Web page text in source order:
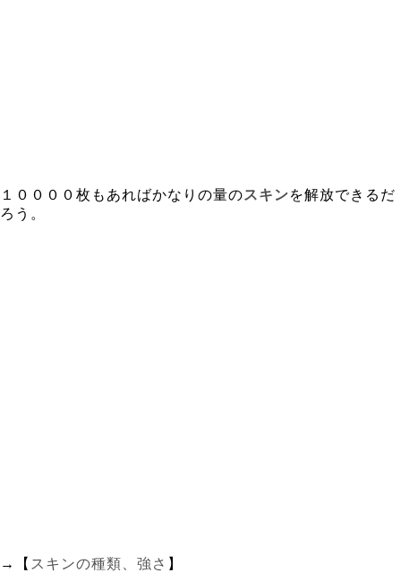
１００００枚もあればかなりの量のスキンを解放できるだ
ろう。
→【 スキンの種類、強さ 】